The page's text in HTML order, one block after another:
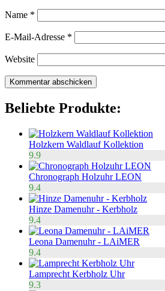
Name *
E-Mail-Adresse *
Website
Beliebte Produkte:
Holzkern Waldlauf Kollektion
9.9
Chronograph Holzuhr LEON
9.4
Hinze Damenuhr - Kerbholz
9.4
Leona Damenuhr - LAiMER
9.4
Lamprecht Kerbholz Uhr
9.3